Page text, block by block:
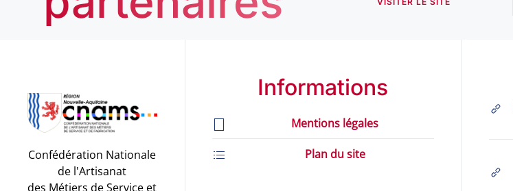
Confédération Nationale
de l'Artisanat
des Métiers de Service et
Informations
Mentions légales
Plan du site